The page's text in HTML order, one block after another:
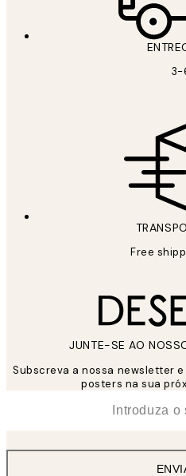
3-
Free
JUNTE-SE AO
Subscreva a nossa newsletter
posters na sua